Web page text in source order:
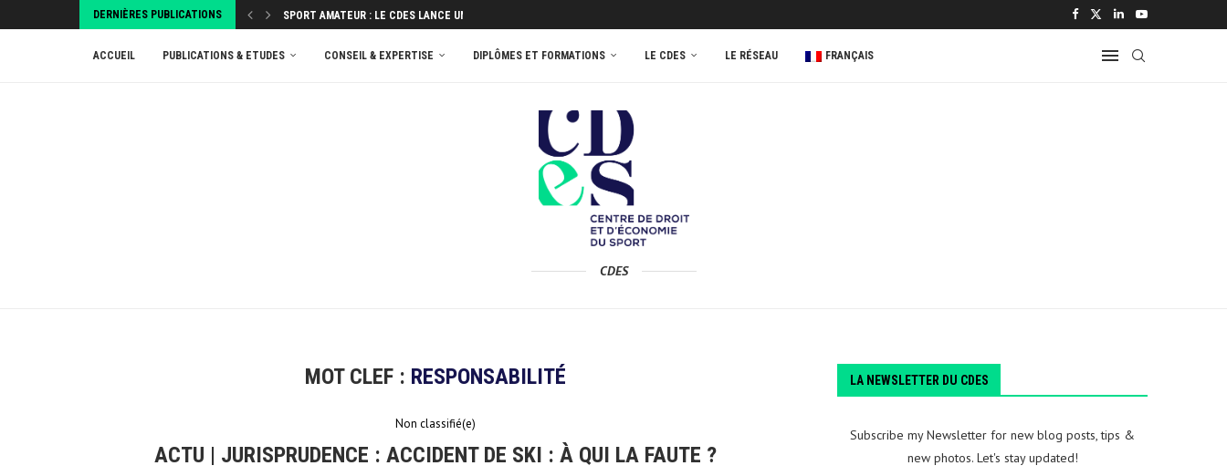
DERNIÈRES PUBLICATIONS SPORT AMATEUR : LE CDES LANCE UNE ENQUÊTE...
ACCUEIL
PUBLICATIONS & ETUDES CONSEIL & EXPERTISE DIPLÔMES ET FORMATIONS LE CDES LE RÉSEAU FRANÇAIS
CDES
MOT CLEF : RESPONSABILITÉ
Non classifié(e)
ACTU | JURISPRUDENCE : ACCIDENT DE SKI : À QUI LA FAUTE ?
LA NEWSLETTER DU CDES
Subscribe my Newsletter for new blog posts, tips &
new photos. Let's stay updated!